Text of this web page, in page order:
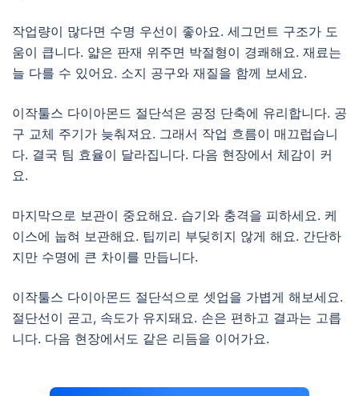
작업량이 많다면 수명 우선이 좋아요. 세그먼트 구조가 도
움이 큽니다. 얇은 판재 위주면 박절형이 경쾌해요. 재료는
늘 다를 수 있어요. 소지 공구와 재질을 함께 보세요.
이작툴스 다이아몬드 절단석은 공정 단축에 유리합니다. 공
구 교체 주기가 늦춰져요. 그래서 작업 흐름이 매끄럽습니
다. 결국 팀 효율이 달라집니다. 다음 현장에서 체감이 커
요.
마지막으로 보관이 중요해요. 습기와 충격을 피하세요. 케
이스에 눕혀 보관해요. 팁끼리 부딪히지 않게 해요. 간단하
지만 수명에 큰 차이를 만듭니다.
이작툴스 다이아몬드 절단석으로 셋업을 가볍게 해보세요.
절단선이 곧고, 속도가 유지돼요. 손은 편하고 결과는 고릅
니다. 다음 현장에서도 같은 리듬을 이어가요.